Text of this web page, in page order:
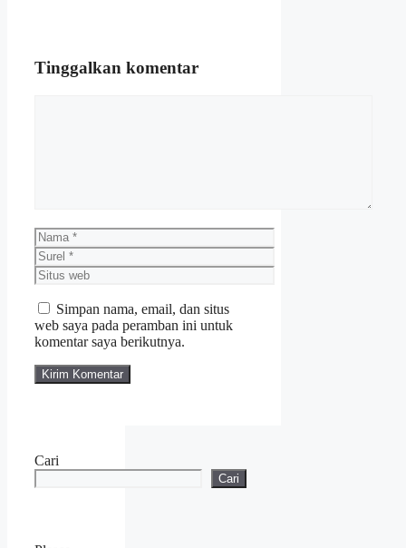
Tinggalkan komentar
Nama
Surel
Situs
web
Simpan nama, email, dan situs
web saya pada peramban ini untuk
komentar saya berikutnya.
Cari
Cari